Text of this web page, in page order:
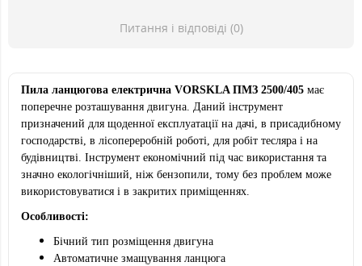
Питання і відповіді (0)
Пила ланцюгова електрична VORSKLA ПМЗ 2500/405 має
поперечне розташування двигуна. Даний інструмент
призначений для щоденної експлуатації на дачі, в присадибному
господарстві, в лісопереробній роботі, для робіт тесляра і на
будівництві. Інструмент економічний під час використання та
значно екологічніший, ніж бензопили, тому без проблем може
використовуватися і в закритих приміщеннях.
Особливості:
Бічний тип розміщення двигуна
Автоматичне змащування ланцюга